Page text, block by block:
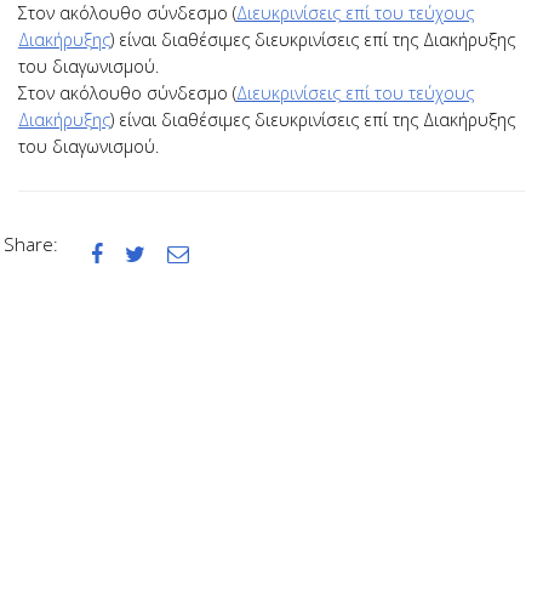
Στον ακόλουθο σύνδεσμο (Διευκρινίσεις επί του τεύχους
Διακήρυξης) είναι διαθέσιμες διευκρινίσεις επί της Διακήρυξης
του διαγωνισμού.
Στον ακόλουθο σύνδεσμο (Διευκρινίσεις επί του τεύχους
Διακήρυξης) είναι διαθέσιμες διευκρινίσεις επί της Διακήρυξης
του διαγωνισμού.
Share:   